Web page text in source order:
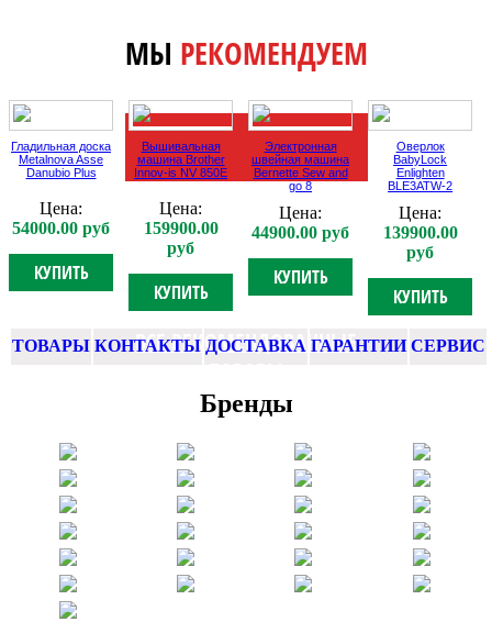
МЫ РЕКОМЕНДУЕМ
Гладильная доска
Metalnova Asse
Danubio Plus
Цена:
54000.00 руб
КУПИТЬ
Вышивальная
машина Brother
Innov-is NV 850E
Цена:
159900.00
руб
КУПИТЬ
Электронная
швейная машина
Bernette Sew and
go 8
Цена:
44900.00 руб
КУПИТЬ
Оверлок
BabyLock
Enlighten
BLE3ATW-2
Цена:
139900.00
руб
КУПИТЬ
ВСЕ РЕКОМЕНДОВАННЫЕ
ТОВАРЫ КОНТАКТЫ ДОСТАВКА ГАРАНТИИ СЕРВИС
Бренды